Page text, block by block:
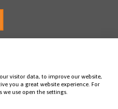
visitor data, to improve our website,
you a great website experience. For
use open the settings.